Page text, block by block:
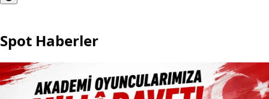
Spot Haberler